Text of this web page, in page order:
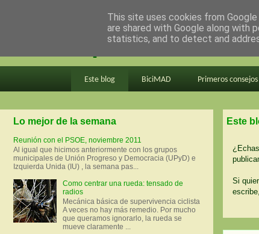
en bici por madrid
Este blog BiciMAD Primeros consejos
Este
Si
Lo mejor de la semana
Reunión con el PSOE, noviembre 2011
Al igual que hicimos anteriormente con los grupos
municipales de Unión Progreso y Democracia (UPyD) e
Izquierda Unida (IU) , la semana pas...
Como centrar una rueda: tensado de
radios
Mecánica básica de supervivencia ciclista
A veces no hay más remedio. Por mucho
que queramos ignorarlo, la rueda se
mueve claramente ...
This site uses cookies from
are shared with Google along with
statistics, and to detect and